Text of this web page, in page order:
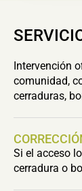
Intervención
comunidad,
cerraduras,
Si el acceso
cerradura o